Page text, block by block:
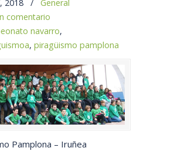
2018 /
General
comentario
navarro,
, piragüismo pamplona
Pamplona – Iruñea